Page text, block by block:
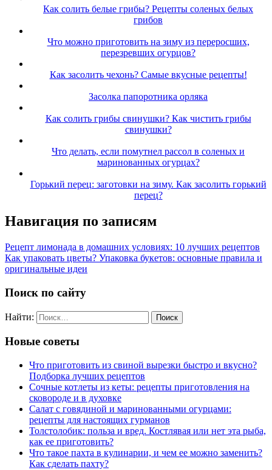
Как солить белые грибы? Рецепты соленых белых
грибов
Что можно приготовить на зиму из переросших,
перезревших огурцов?
Как засолить чехонь? Самые вкусные рецепты!
Засолка папоротника орляка
Как солить грибы свинушки? Как чистить грибы
свинушки?
Что делать, если помутнел рассол в соленых и
маринованных огурцах?
Горький перец: заготовки на зиму. Как засолить горький
перец?
Навигация по записям
Рецепт лимонада в домашних условиях: 10 лучших рецептов
Как упаковать цветы? Упаковка букетов: основные правила и
оригинальные идеи
Поиск по сайту
Найти:
Новые советы
Что приготовить из свиной вырезки быстро и вкусно?
Подборка лучших рецептов
Сочные котлеты из кеты: рецепты приготовления на
сковороде и в духовке
Салат с говядиной и маринованными огурцами:
рецепты для настоящих гурманов
Толстолобик: польза и вред. Костлявая или нет эта рыба,
как ее приготовить?
Что такое пахта в кулинарии, и чем ее можно заменить?
Как сделать пахту?